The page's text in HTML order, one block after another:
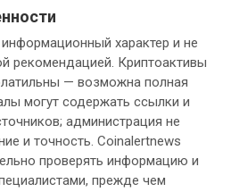
характер и не
рекомендацией. Криптоактивы
— возможна полная
могут содержать ссылки и
администрация не
и точность. Coinalertnews
проверять информацию и
прежде чем